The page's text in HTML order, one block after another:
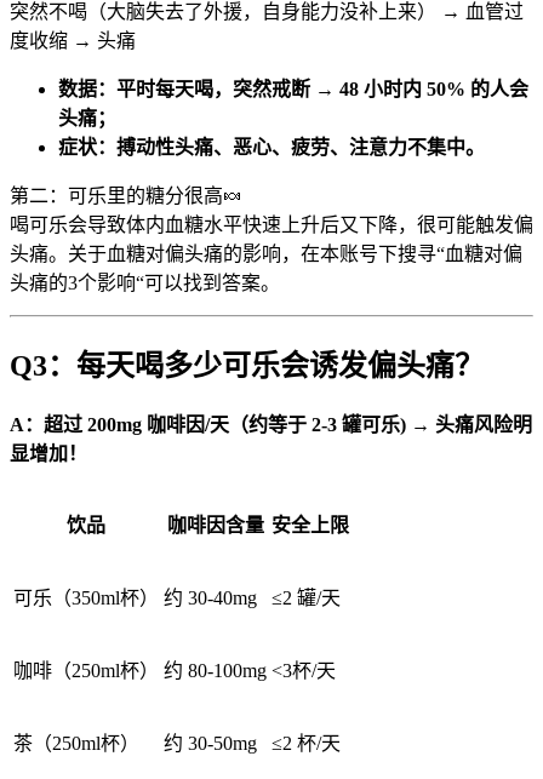
突然不喝（大脑失去了外援，自身能力没补上来） → 血管过
度收缩 → 头痛
数据：平时每天喝，突然戒断 → 48 小时内 50% 的人会
头痛；
症状：搏动性头痛、恶心、疲劳、注意力不集中。
第二：可乐里的糖分很高🍬
喝可乐会导致体内血糖水平快速上升后又下降，很可能触发偏
头痛。关于血糖对偏头痛的影响，在本账号下搜寻“血糖对偏
头痛的3个影响“可以找到答案。
Q3：每天喝多少可乐会诱发偏头痛？
A： 超过 200mg 咖啡因/天（约等于 2-3 罐可乐) → 头痛风险明
显增加！
饮品 咖啡因含量 安全上限
可乐（350ml杯） 约 30-40mg ≤2 罐/天
咖啡（250ml杯） 约 80-100mg <3杯/天
茶（250ml杯） 约 30-50mg ≤2 杯/天